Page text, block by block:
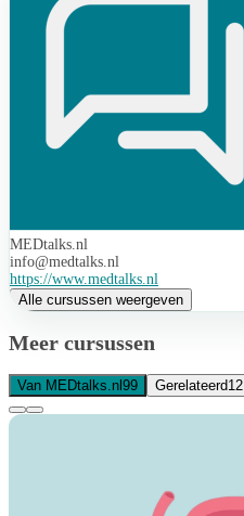
MEDtalks.nl
info@medtalks.nl
https://www.medtalks.nl
Alle cursussen weergeven
Meer cursussen
Van MEDtalks.nl99 Gerelateerd12